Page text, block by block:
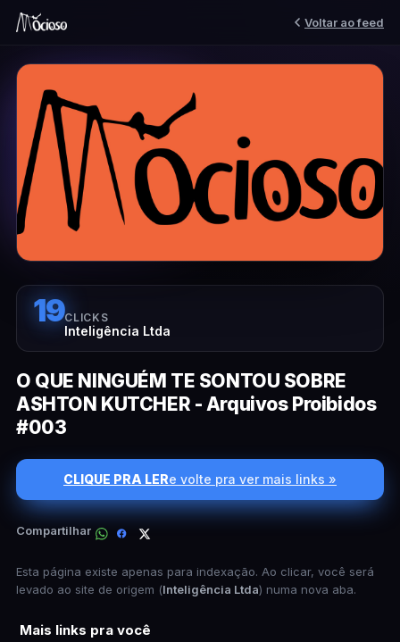
Voltar ao feed
19CLICKS
Inteligência Ltda
O QUE NINGUÉM TE SONTOU SOBRE
ASHTON KUTCHER - Arquivos Proibidos
#003
CLIQUE PRA LERe volte pra ver mais links »
Compartilhar
Esta página existe apenas para indexação. Ao clicar, você será
levado ao site de origem (Inteligência Ltda) numa nova aba.
Mais links pra você